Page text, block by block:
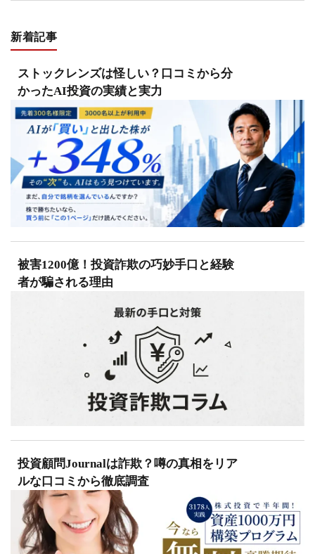
新着記事
ストックレンズは怪しい？口コミから分
かったAI投資の実績と実力
被害1200億！投資詐欺の巧妙手口と経験
者が騙される理由
投資顧問Journalは詐欺？噂の真相をリア
ルな口コミから徹底調査